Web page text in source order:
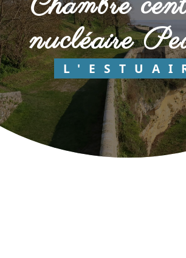
nucléaire